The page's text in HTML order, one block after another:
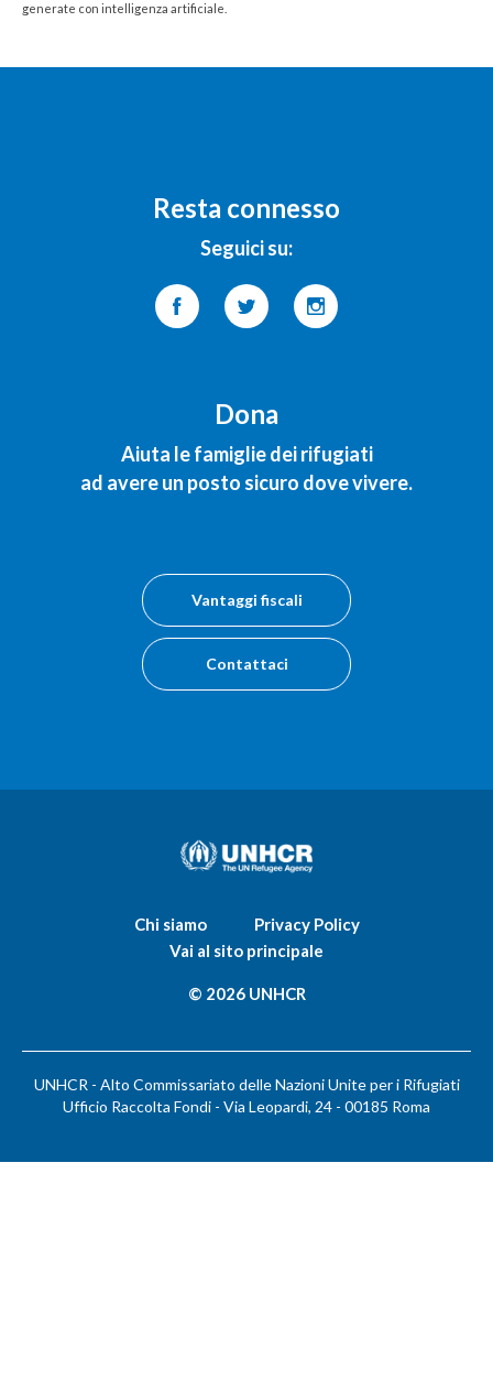
generate con intelligenza artificiale.
Resta connesso
Seguici su:
Dona
Aiuta le famiglie dei rifugiati
ad avere un posto sicuro dove vivere.
Vantaggi fiscali
Contattaci
Chi siamo
Privacy Policy
Vai al sito principale
© 2026 UNHCR
UNHCR - Alto Commissariato delle Nazioni Unite per i Rifugiati
Ufficio Raccolta Fondi - Via Leopardi, 24 - 00185 Roma